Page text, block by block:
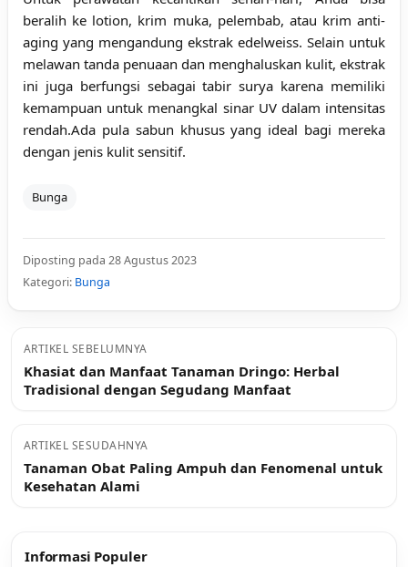
beralih ke lotion, krim muka, pelembab, atau krim anti-
aging yang mengandung ekstrak edelweiss. Selain untuk
melawan tanda penuaan dan menghaluskan kulit, ekstrak
ini juga berfungsi sebagai tabir surya karena memiliki
kemampuan untuk menangkal sinar UV dalam intensitas
rendah.Ada pula sabun khusus yang ideal bagi mereka
dengan jenis kulit sensitif.
Bunga
Diposting pada 28 Agustus 2023
Kategori: Bunga
ARTIKEL SEBELUMNYA
Khasiat dan Manfaat Tanaman Dringo: Herbal
Tradisional dengan Segudang Manfaat
ARTIKEL SESUDAHNYA
Tanaman Obat Paling Ampuh dan Fenomenal untuk
Kesehatan Alami
Informasi Populer